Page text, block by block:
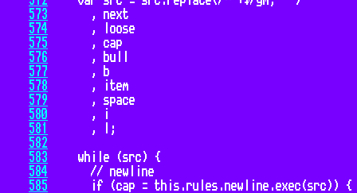
573
574
575
576
577
578
579
580
581
582
583
584
585